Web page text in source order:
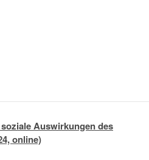
Auswirkungen des
online)